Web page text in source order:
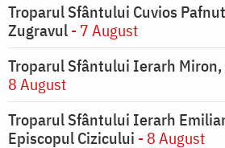
Troparul Sfântului Cuvios
Zugravul- 7 August
Troparul Sfântului Ierarh
8 August
Troparul Sfântului Ierarh
Episcopul Cizicului - 8 August